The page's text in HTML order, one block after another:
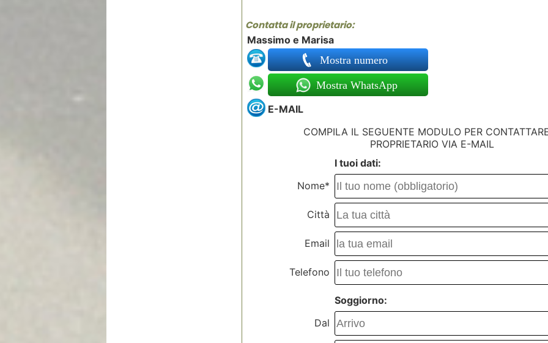
Contatta il proprietario:
Massimo e Marisa
Mostra numero
Mostra WhatsApp
E-MAIL
COMPILA IL SEGUENTE MODULO PER
PROPRIETARIO VIA E-MAIL
I tuoi dati:
Nome*
Città
Email
Telefono
Soggiorno:
Dal